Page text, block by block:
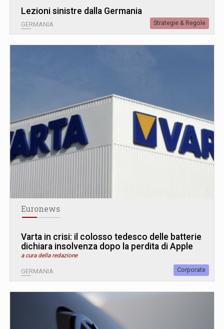
Lezioni sinistre dalla Germania
GERMANIA Strategie & Regole
Euronews
Varta in crisi: il colosso tedesco delle batterie
dichiara insolvenza dopo la perdita di Apple
a cura della redazione
GERMANIA Corporate